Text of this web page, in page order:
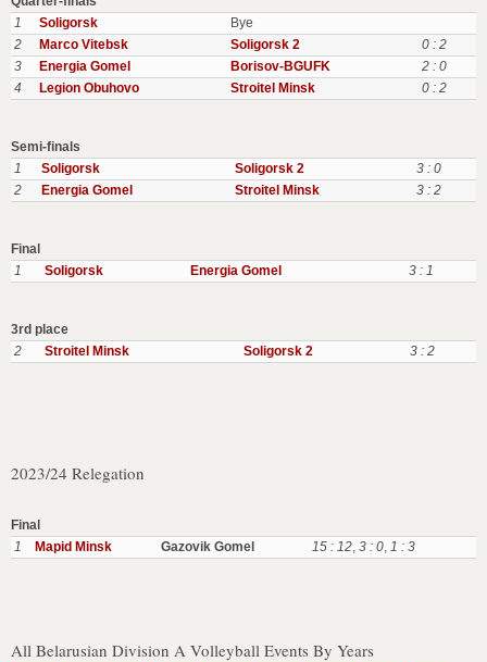
1
Soligorsk
Bye
2
Marco Vitebsk Soligorsk 2
0 : 2
3
Energia Gomel Borisov-BGUFK
2 : 0
4
Legion Obuhovo Stroitel Minsk 0 : 2
Semi-finals
1
Soligorsk Soligorsk 2
3 : 0
2
Energia Gomel Stroitel Minsk 3 : 2
Final
1
Soligorsk Energia Gomel 3 : 1
3rd place
2
Stroitel Minsk Soligorsk 2 3 : 2
2023/24 Relegation
Final
1
Mapid Minsk Gazovik Gomel 15 : 12, 3 : 0, 1 : 3
All Belarusian Division A Volleyball Events By Years